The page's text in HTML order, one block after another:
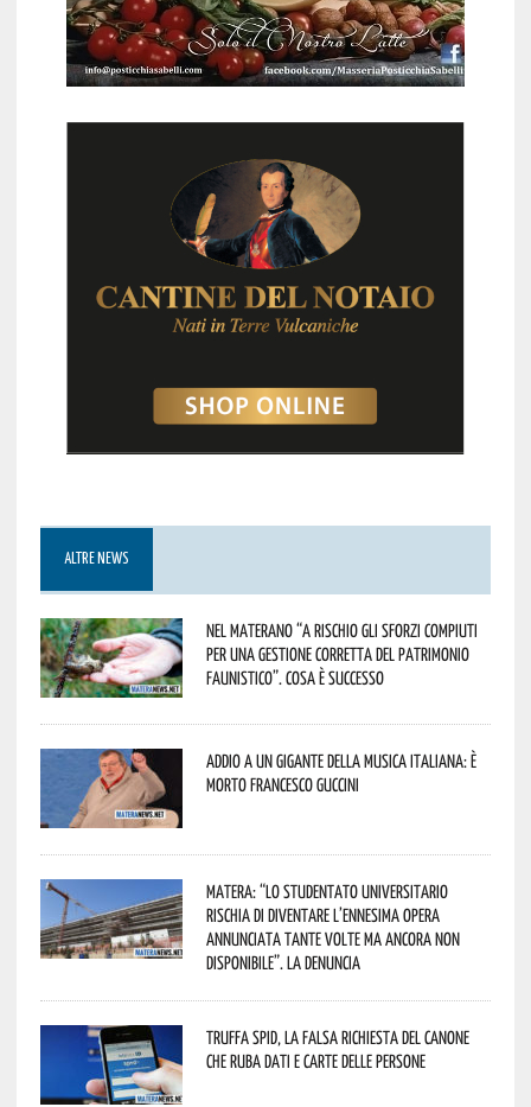
ALTRE NEWS
Nel materano “a rischio gli sforzi compiuti
per una gestione corretta del patrimonio
faunistico”. Cosa è successo
Addio a un gigante della musica italiana: è
morto Francesco Guccini
Matera: “Lo studentato universitario
rischia di diventare l’ennesima opera
annunciata tante volte ma ancora non
disponibile”. La denuncia
Truffa Spid, la falsa richiesta del canone
che ruba dati e carte delle persone